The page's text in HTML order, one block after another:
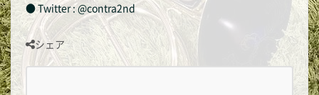
● Twitter : @contra2nd
シェア